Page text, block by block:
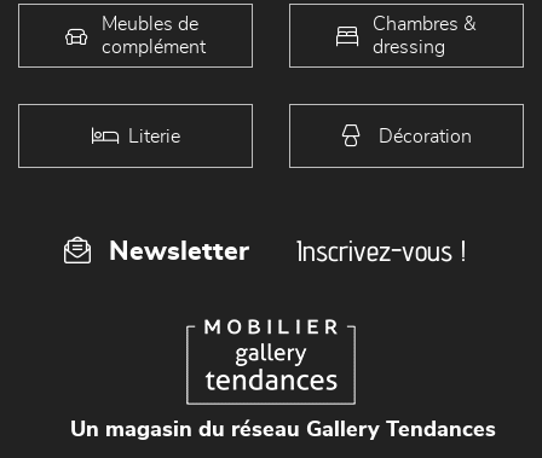
Meubles de
complément
Chambres &
dressing
Literie Décoration
Newsletter Inscrivez-vous !
Un magasin du réseau Gallery Tendances